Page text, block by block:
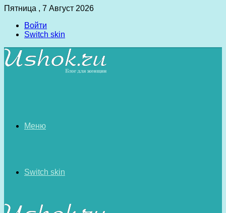
Пятница , 7 Август 2026
Войти
Switch skin
Меню
Switch skin